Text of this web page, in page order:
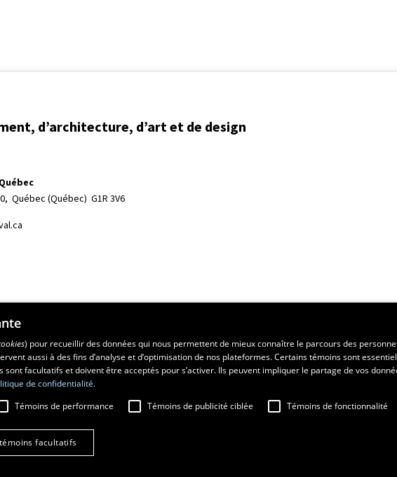
d’architecture, d’art et de design
Québec (Québec)  G1R 3V6
et développement
) pour recueillir des données qui nous permettent de mieux connaître le parcours des
aussi à des fins d’analyse et d’optimisation de nos plateformes. Certains témoins sont
sont facultatifs et doivent être acceptés pour s’activer. Ils peuvent impliquer le partage de vos
de confidentialité.
Témoins de performance Témoins de publicité ciblée Témoins de fonctionnalité
facultatifs